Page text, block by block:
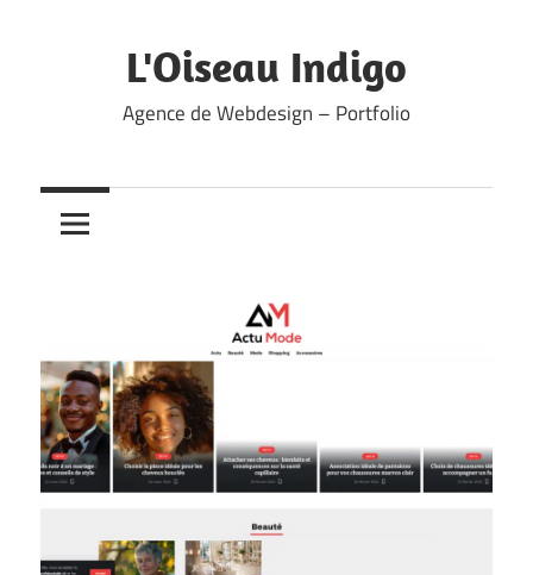
L'Oiseau Indigo
Agence de Webdesign – Portfolio